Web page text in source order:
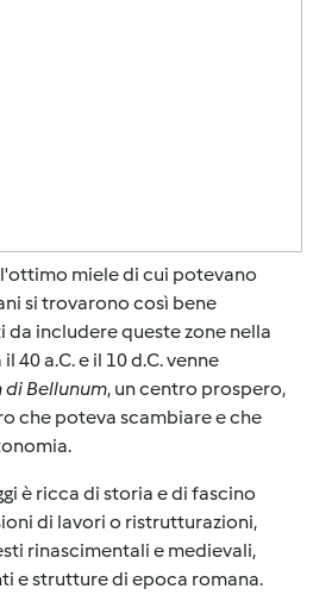
miele di cui potevano
si trovarono così bene
includere queste zone nella
il 40 a.C. e il 10 d.C. venne
Bellunum, un centro prospero,
che poteva scambiare e che
è ricca di storia e di fascino
di lavori o ristrutturazioni,
rinascimentali e medievali,
e strutture di epoca romana.